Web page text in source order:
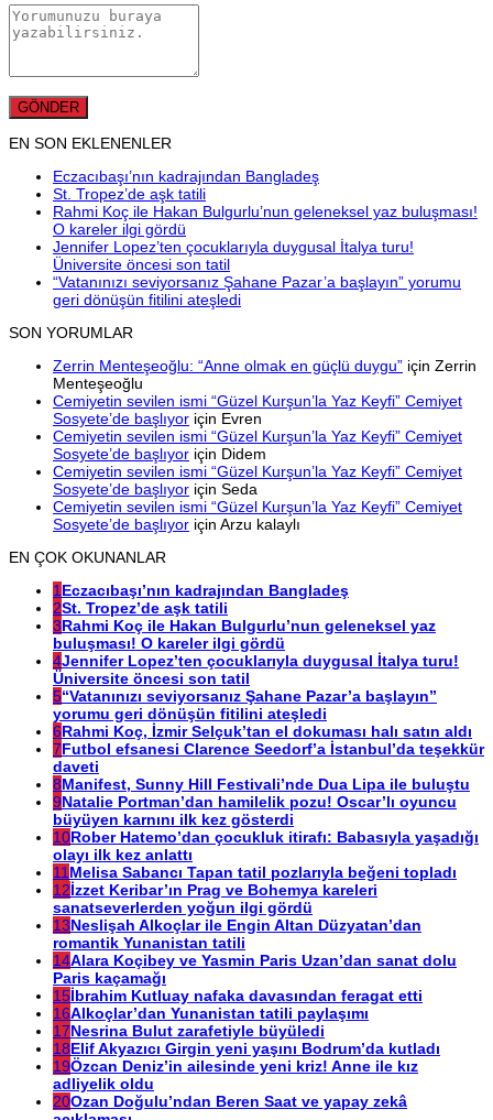
EN SON EKLENENLER
Eczacıbaşı’nın kadrajından Bangladeş
St. Tropez’de aşk tatili
Rahmi Koç ile Hakan Bulgurlu’nun geleneksel yaz buluşması!
O kareler ilgi gördü
Jennifer Lopez’ten çocuklarıyla duygusal İtalya turu!
Üniversite öncesi son tatil
“Vatanınızı seviyorsanız Şahane Pazar’a başlayın” yorumu
geri dönüşün fitilini ateşledi
SON YORUMLAR
Zerrin Menteşeoğlu: “Anne olmak en güçlü duygu” için Zerrin
Menteşeoğlu
Cemiyetin sevilen ismi “Güzel Kurşun’la Yaz Keyfi” Cemiyet
Sosyete’de başlıyor için Evren
Cemiyetin sevilen ismi “Güzel Kurşun’la Yaz Keyfi” Cemiyet
Sosyete’de başlıyor için Didem
Cemiyetin sevilen ismi “Güzel Kurşun’la Yaz Keyfi” Cemiyet
Sosyete’de başlıyor için Seda
Cemiyetin sevilen ismi “Güzel Kurşun’la Yaz Keyfi” Cemiyet
Sosyete’de başlıyor için Arzu kalaylı
EN ÇOK OKUNANLAR
1 Eczacıbaşı’nın kadrajından Bangladeş
2St. Tropez’de aşk tatili
3Rahmi Koç ile Hakan Bulgurlu’nun geleneksel yaz
buluşması! O kareler ilgi gördü
4Jennifer Lopez’ten çocuklarıyla duygusal İtalya turu!
Üniversite öncesi son tatil
5“Vatanınızı seviyorsanız Şahane Pazar’a başlayın”
yorumu geri dönüşün fitilini ateşledi
6Rahmi Koç, İzmir Selçuk’tan el dokuması halı satın aldı
7Futbol efsanesi Clarence Seedorf’a İstanbul’da teşekkür
daveti
8Manifest, Sunny Hill Festivali’nde Dua Lipa ile buluştu
9Natalie Portman’dan hamilelik pozu! Oscar’lı oyuncu
büyüyen karnını ilk kez gösterdi
10Rober Hatemo’dan çocukluk itirafı: Babasıyla yaşadığı
olayı ilk kez anlattı
11 Melisa Sabancı Tapan tatil pozlarıyla beğeni topladı
12İzzet Keribar’ın Prag ve Bohemya kareleri
sanatseverlerden yoğun ilgi gördü
13Neslişah Alkoçlar ile Engin Altan Düzyatan’dan
romantik Yunanistan tatili
14Alara Koçibey ve Yasmin Paris Uzan’dan sanat dolu
Paris kaçamağı
15İbrahim Kutluay nafaka davasından feragat etti
16Alkoçlar’dan Yunanistan tatili paylaşımı
17Nesrina Bulut zarafetiyle büyüledi
18Elif Akyazıcı Girgin yeni yaşını Bodrum’da kutladı
19Özcan Deniz’in ailesinde yeni kriz! Anne ile kız
adliyelik oldu
20Ozan Doğulu’ndan Beren Saat ve yapay zekâ